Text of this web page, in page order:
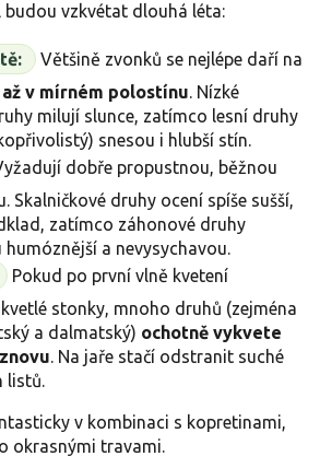
vzkvétat dlouhá léta:
Většině zvonků se nejlépe daří na
v mírném polostínu. Nízké
milují slunce, zatímco lesní druhy
snesou i hlubší stín.
dobře propustnou, běžnou
Skalničkové druhy ocení spíše sušší,
zatímco záhonové druhy
a nevysychavou.
Pokud po první vlně kvetení
stonky, mnoho druhů (zejména
a dalmatský) ochotně vykvete
. Na jaře stačí odstranit suché
listů.
v kombinaci s kopretinami,
okrasnými travami.